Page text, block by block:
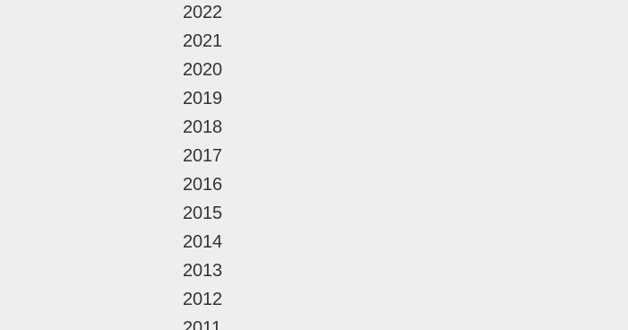
2022
2021
2020
2019
2018
2017
2016
2015
2014
2013
2012